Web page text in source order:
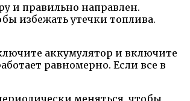
и правильно направлен.
избежать утечки топлива.
аккумулятор и включите
равномерно. Если все в
меняться, чтобы